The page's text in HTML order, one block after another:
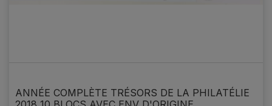
ANNÉE COMPLÈTE TRÉSORS DE LA PHILATÉLIE